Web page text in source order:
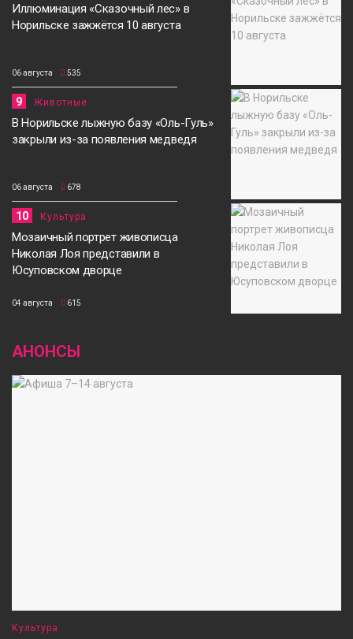
Иллюминация «Сказочный лес» в
Норильске зажжётся 10 августа
06 августа 535
9 Животные
В Норильске лыжную базу «Оль-Гуль»
закрыли из-за появления медведя
06 августа 678
10 Культура
Мозаичный портрет живописца
Николая Лоя представили в
Юсуповском дворце
04 августа 615
АНОНСЫ
Культура